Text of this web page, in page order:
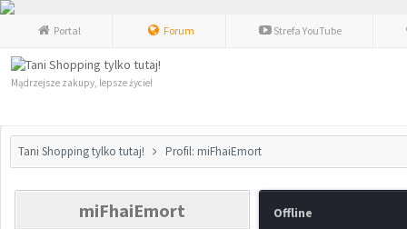
Portal Forum Strefa YouTube
Mądrzejsze zakupy, lepsze życie!
Tani Shopping tylko tutaj! Profil: miFhaiEmort
miFhaiEmort Offline